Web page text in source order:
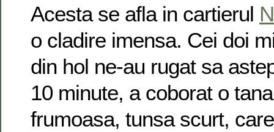
Acesta se afla in cartierul
o cladire imensa. Cei doi
din hol ne-au rugat sa
10 minute, a coborat o
frumoasa, tunsa scurt,